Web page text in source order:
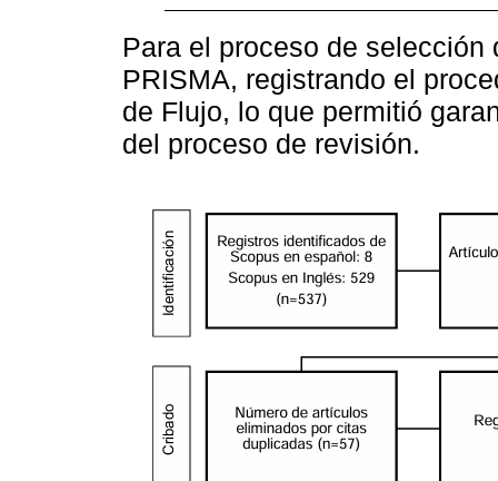
Para el proceso de
PRISMA, registrando el
de Flujo, lo que permitió
del proceso de revisión.